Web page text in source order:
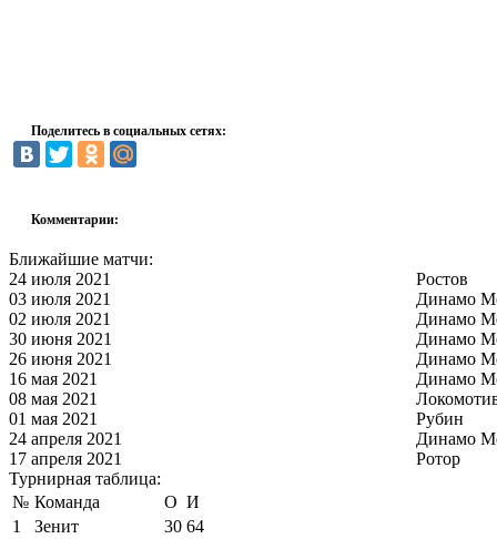
Поделитесь в социальных сетях:
Комментарии:
Ближайшие матчи:
24 июля 2021
Ростов
03 июля 2021
Динамо
02 июля 2021
Динамо
30 июня 2021
Динамо
26 июня 2021
Динамо
16 мая 2021
Динамо
08 мая 2021
01 мая 2021
Рубин
24 апреля 2021
Динамо
17 апреля 2021
Ротор
Турнирная таблица:
№ Команда О И
1
Зенит 30 64